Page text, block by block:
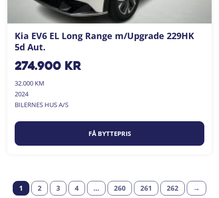
Kia EV6 EL Long Range m/Upgrade 229HK
5d Aut.
274.900kr
32.000 KM
2024
BILERNES HUS A/S
FÅ BYTTEPRIS
1 2 3 4 … 260 261 262 →